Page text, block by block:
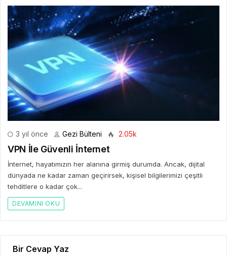
3 yıl önce Gezi Bülteni 2.05k
VPN İle Güvenli İnternet
İnternet, hayatımızın her alanına girmiş durumda. Ancak, dijital
dünyada ne kadar zaman geçirirsek, kişisel bilgilerimizi çeşitli
tehditlere o kadar çok...
DEVAMINI OKU
Bir Cevap Yaz